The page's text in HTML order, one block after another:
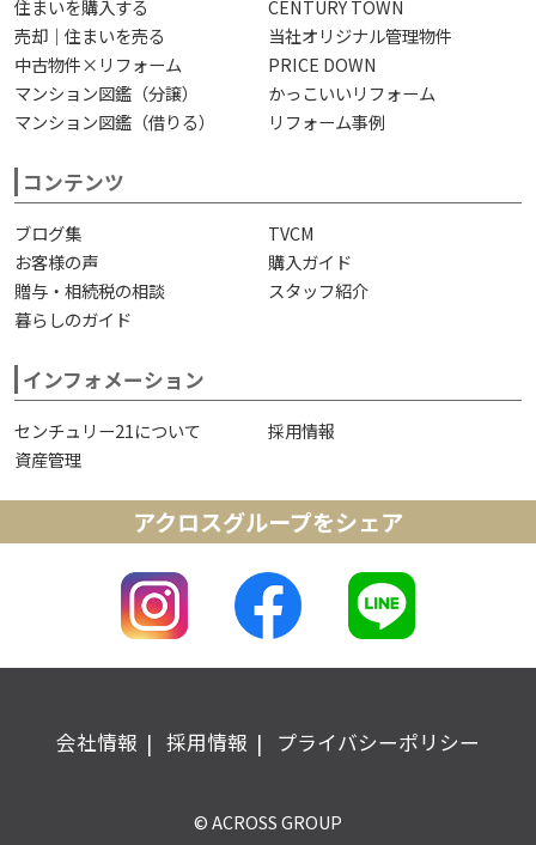
住まいを購入する
CENTURY TOWN
売却｜住まいを売る
当社オリジナル管理物件
中古物件×リフォーム
PRICE DOWN
マンション図鑑（分譲）
かっこいいリフォーム
マンション図鑑（借りる）
リフォーム事例
コンテンツ
ブログ集
TVCM
お客様の声
購入ガイド
贈与・相続税の相談
スタッフ紹介
暮らしのガイド
インフォメーション
センチュリー21について
採用情報
資産管理
アクロスグループをシェア
会社情報 採用情報 プライバシーポリシー
© ACROSS GROUP